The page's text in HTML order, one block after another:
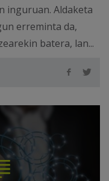
inguruan. Aldaketa
erreminta da,
batera, lan...